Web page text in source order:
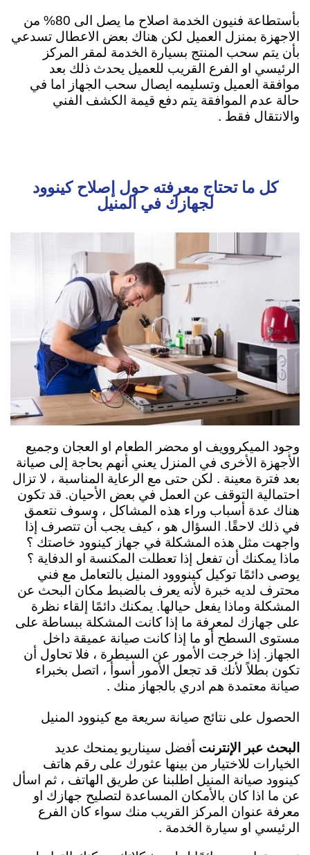
بأستطاعة فنيون الخدمة اصلاح ما يصل الى 80% من
الاجهزة بمنزل العميل لكن هناك بعض الاعطال تسدعي
بأن يتم سحب المنتج بسيارة الخدمة لمقر المركز
الرئيسي او الفرع القريب للعميل يحدث ذلك بعد
موافقة العميل وتسليمه ايصال سحب الجهاز اما في
حالة عدم الموافقة يتم دفع قيمة الكشف الفني
والانتقال فقط .
كل ما تحتاج معرفته حول إصلاح كينوود
لجهازك في المنيل
وجود الميكروويف او محضر الطعام او العجان وجميع
الأجهزة الأخرى في المنزل يعني أنهم بحاجة إلى صيانة
بعد فترة معينة . لكن حتى مع الرعاية المناسبة ، لا تزال
احتمالية التوقف عن العمل في بعض الأحيان. قد تكون
هناك عدة أسباب وراء هذه المشاكل ، وسوف نتعمق
في ذلك لاحقًا. السؤال هو ، كيف يجب أن تتصرف إذا
واجهت مثل هذه المشكلة في جهاز كينوود خاصتك ؟
ماذا يمكنك أن تفعل إذا تعطلت المكنسة او الدفاية ؟
يوصى دائمًا توكيل كينووود المنيل بالتعامل مع فني
محترف لديه خبرة لأنه يعرف بالضبط مكان البحث عن
المشكلة وماذا يفعل حيالها. يمكنك دائمًا إلقاء نظرة
على جهازك لمعرفة ما إذا كانت المشكلة ببساطة على
مستوى السطح أو ما إذا كانت صيانة عميقة داخل
الجهاز. إذا خرجت الأمور عن السيطرة ، فلا تحاول أن
تكون بطلاً لأنك قد تجعل الأمور أسوأ ، اتصل بخبراء
صيانة معتمدة هم ادري بالجهاز منك .
الحصول على نتائج صيانة سريعة مع كينوود المنيل
البحث عبر الإنترنت أفضل سيناريو يمنحك عديد
الخيارات للاختيار من بينها عثورك على رقم هاتف
كينوود صيانة المنيل اطلبنا عن طريق الهاتف ، ثم اسأل
عن ما اذا كان بالأمكان المساعدة لتصليح جهازك او
معرفة عنوان المركز القريب منك سواء كان الفرع
الرئيسي او سيارة الخدمة .